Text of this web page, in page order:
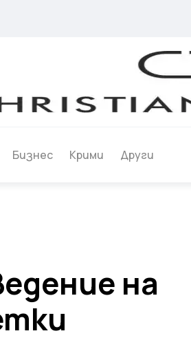
Бизнес Крими Други
на